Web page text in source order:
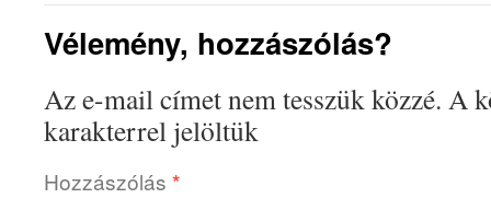
Vélemény, hozzászólás?
Az e-mail címet nem tesszük közzé. A
karakterrel jelöltük
Hozzászólás *